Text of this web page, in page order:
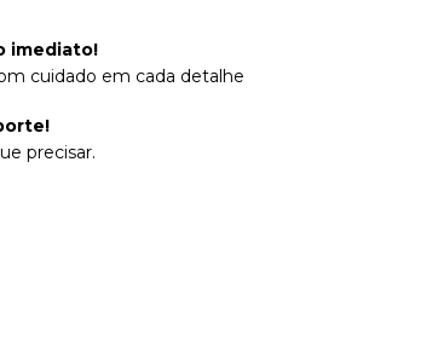
imediato!
cuidado em cada detalhe
precisar.